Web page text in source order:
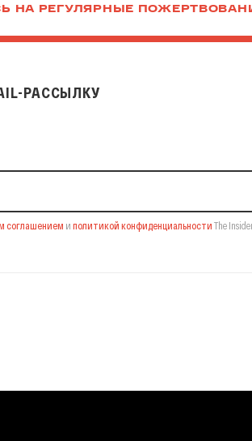
НА РЕГУЛЯРНЫЕ
РАССЫЛКУ
соглашением и политикой конфиденциальности The